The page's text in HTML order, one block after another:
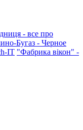
- все про
Бугаз - Черное
IT "Фабрика вікон" -